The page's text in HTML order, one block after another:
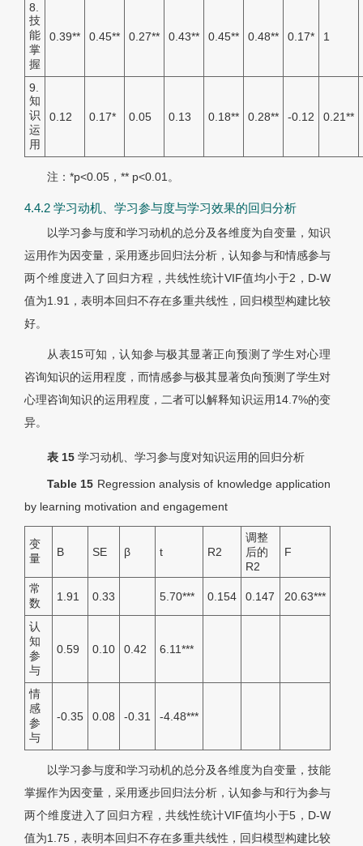
8.
技
能
掌
握
0.39** 0.45** 0.27** 0.43** 0.45** 0.48** 0.17* 1
9.
知
识
运
用
0.12 0.17* 0.05 0.13 0.18** 0.28** -0.12 0.21**
注：*p<0.05，** p<0.01。
4.4.2 学习动机、学习参与度与学习效果的回归分析
以学习参与度和学习动机的总分及各维度为自变量，知识
运用作为因变量，采用逐步回归法分析，认知参与和情感参与
两个维度进入了回归方程，共线性统计VIF值均小于2，D-W
值为1.91，表明本回归不存在多重共线性，回归模型构建比较
好。
从表15可知，认知参与极其显著正向预测了学生对心理
咨询知识的运用程度，而情感参与极其显著负向预测了学生对
心理咨询知识的运用程度，二者可以解释知识运用14.7%的变
异。
表 15 学习动机、学习参与度对知识运用的回归分析
Table 15 Regression analysis of knowledge application
by learning motivation and engagement
变
量
B SE β t R2
调整
后的
R2
F
常
数
1.91 0.33 5.70*** 0.154 0.147 20.63***
认
知
参
与
0.59 0.10 0.42 6.11***
情
感
参
与
-0.35 0.08 -0.31 -4.48***
以学习参与度和学习动机的总分及各维度为自变量，技能
掌握作为因变量，采用逐步回归法分析，认知参与和行为参与
两个维度进入了回归方程，共线性统计VIF值均小于5，D-W
值为1.75，表明本回归不存在多重共线性，回归模型构建比较